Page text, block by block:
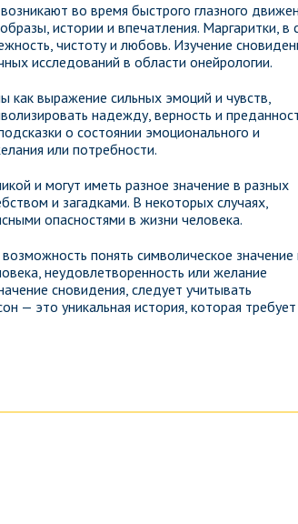
во время быстрого глазного
истории и впечатления. Маргаритки, в
чистоту и любовь. Изучение
исследований в области онейрологии.
как выражение сильных эмоций и чувств,
надежду, верность и
о состоянии эмоционального и
или потребности.
и могут иметь разное значение в разных
и загадками. В некоторых случаях,
опасностями в жизни человека.
понять символическое значение
неудовлетворенность или желание
сновидения, следует учитывать
— это уникальная история, которая требует